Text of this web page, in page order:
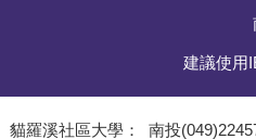
建議使用
貓羅溪社區大學： 南投